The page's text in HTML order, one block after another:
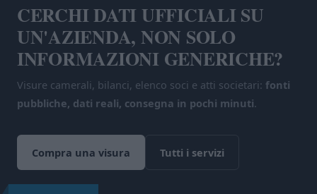
CERCHI DATI UFFICIALI SU
UN'AZIENDA, NON SOLO
INFORMAZIONI GENERICHE?
Visure camerali, bilanci, elenco soci e atti societari: fonti
pubbliche, dati reali, consegna in pochi minuti.
Compra una visura Tutti i servizi